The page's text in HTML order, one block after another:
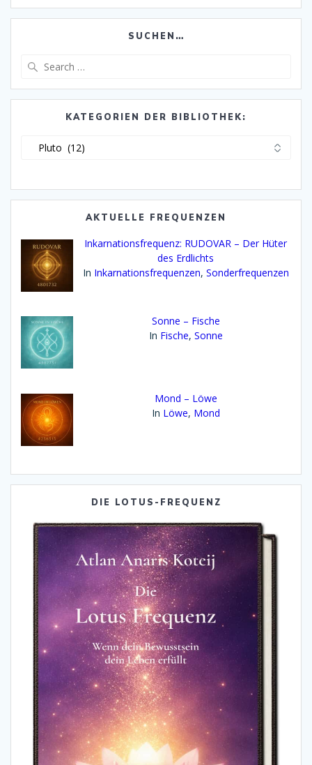
SUCHEN…
KATEGORIEN DER BIBLIOTHEK:
AKTUELLE FREQUENZEN
Inkarnationsfrequenz: RUDOVAR – Der Hüter
des Erdlichts
In Inkarnationsfrequenzen, Sonderfrequenzen
Sonne – Fische
In Fische, Sonne
Mond – Löwe
In Löwe, Mond
DIE LOTUS-FREQUENZ